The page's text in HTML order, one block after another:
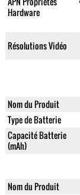
Hardware
Résolutions Vidéo
Nom du Produit
Type de Batterie
Capacité Batterie
(mAh)
Nom du Produit